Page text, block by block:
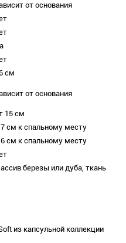
от основания
см
от основания
15 см
7 см к спальному месту
6 см к спальному месту
березы или дуба, ткань
из капсульной коллекции